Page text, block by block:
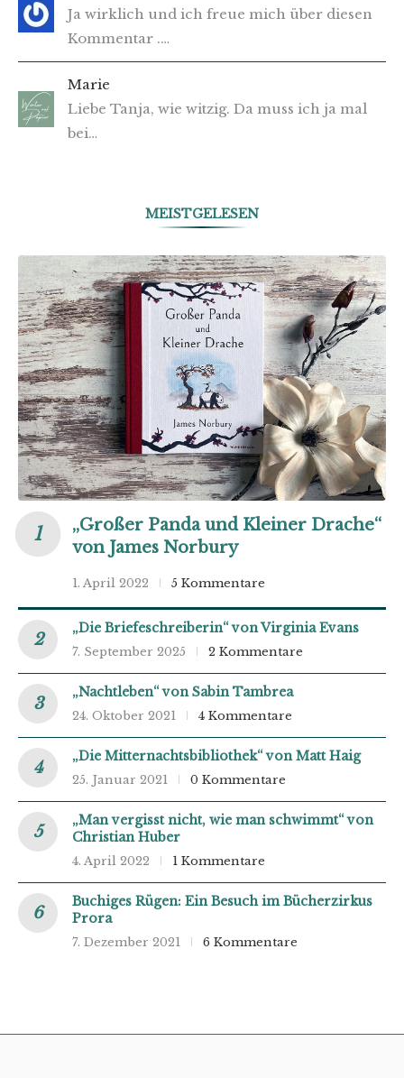
Ja wirklich und ich freue mich über diesen
Kommentar .…
Marie
Liebe Tanja, wie witzig. Da muss ich ja mal
bei…
MEISTGELESEN
„Großer Panda und Kleiner Drache“
von James Norbury
1. April 2022 5 Kommentare
„Die Briefeschreiberin“ von Virginia Evans
7. September 2025 2 Kommentare
„Nachtleben“ von Sabin Tambrea
24. Oktober 2021 4 Kommentare
„Die Mitternachtsbibliothek“ von Matt Haig
25. Januar 2021 0 Kommentare
„Man vergisst nicht, wie man schwimmt“ von
Christian Huber
4. April 2022 1 Kommentare
Buchiges Rügen: Ein Besuch im Bücherzirkus
Prora
7. Dezember 2021 6 Kommentare